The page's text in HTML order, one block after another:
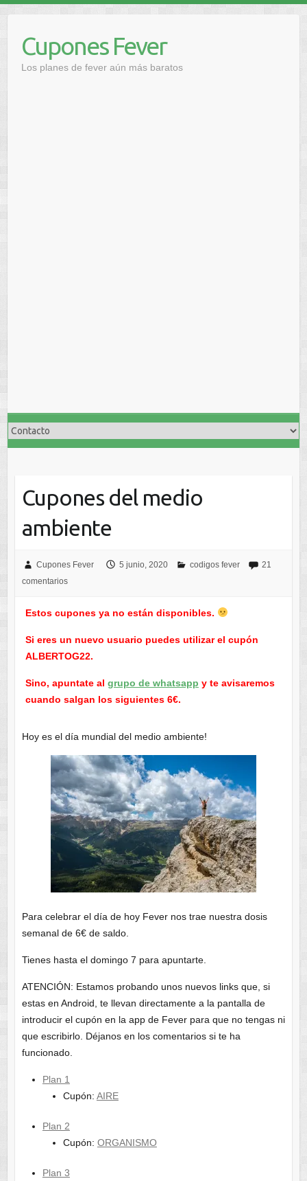
contenidoCupones Fever
Los planes de fever aún más baratos
Cupones del medio
ambiente
Cupones Fever 5 junio, 2020 codigos fever
21
comentarios
Estos cupones ya no están disponibles.
Si eres un nuevo usuario puedes utilizar el cupón
ALBERTOG22.
Sino, apuntate al grupo de whatsapp y te avisaremos
cuando salgan los siguientes 6€.
Hoy es el día mundial del medio ambiente!
Para celebrar el día de hoy Fever nos trae nuestra dosis
semanal de 6€ de saldo.
Tienes hasta el domingo 7 para apuntarte.
ATENCIÓN: Estamos probando unos nuevos links que, si
estas en Android, te llevan directamente a la pantalla de
introducir el cupón en la app de Fever para que no tengas ni
que escribirlo. Déjanos en los comentarios si te ha
funcionado.
Plan 1
Cupón: AIRE
Plan 2
Cupón: ORGANISMO
Plan 3